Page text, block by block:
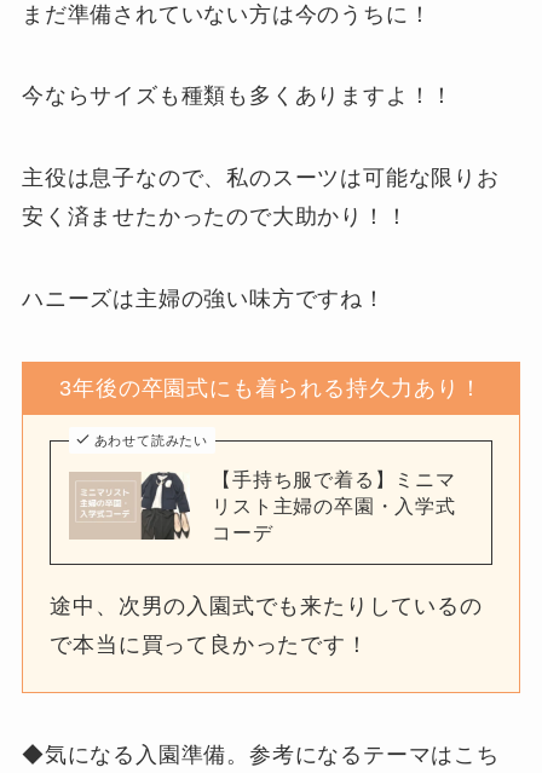
まだ準備されていない方は今のうちに！
今ならサイズも種類も多くありますよ！！
主役は息子なので、私のスーツは可能な限りお
安く済ませたかったので大助かり！！
ハニーズは主婦の強い味方ですね！
3年後の卒園式にも着られる持久力あり！
あわせて読みたい
【手持ち服で着る】ミニマ
リスト主婦の卒園・入学式
コーデ
途中、次男の入園式でも来たりしているの
で本当に買って良かったです！
◆気になる入園準備。参考になるテーマはこち